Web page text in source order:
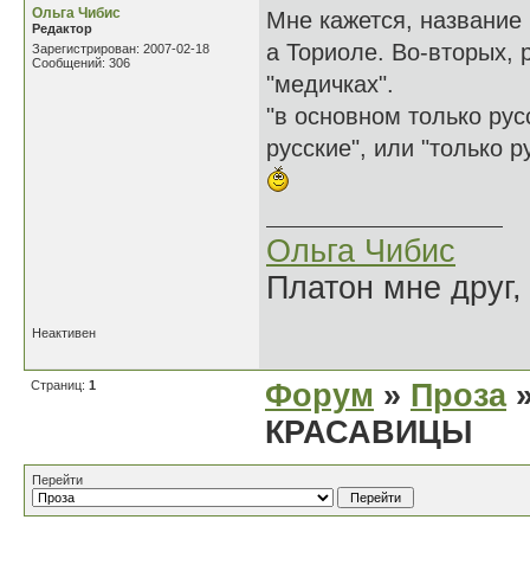
Ольга Чибис
Редактор
Зарегистрирован: 2007-02-18
Сообщений: 306
Мне кажется,
а Ториоле. Во-вторых,
"медичках".
"в основном только
русские", или "только
Ольга Чибис
Платон мне
Неактивен
Страниц: 1 Форум » Проза
КРАСАВИЦЫ
Перейти